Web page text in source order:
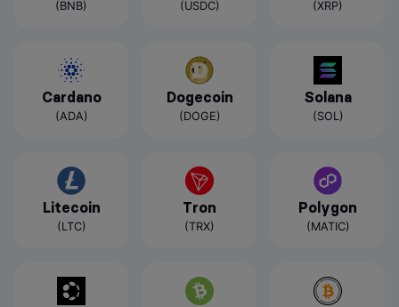
(BNB) (USDC) (XRP)
Cardano
(ADA)
Dogecoin
(DOGE)
Solana
(SOL)
Litecoin
(LTC)
Tron
(TRX)
Polygon
(MATIC)